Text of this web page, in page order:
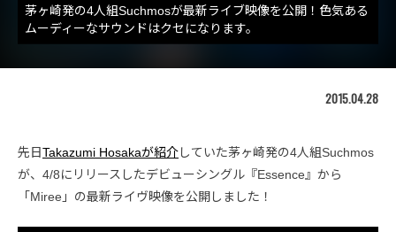
茅ヶ崎発の4人組Suchmosが最新ライブ映像を公開！色気ある
ムーディーなサウンドはクセになります。
2015.04.28
先日Takazumi Hosakaが紹介していた茅ヶ崎発の4人組Suchmos
が、4/8にリリースしたデビューシングル『Essence』から
「Miree」の最新ライヴ映像を公開しました！